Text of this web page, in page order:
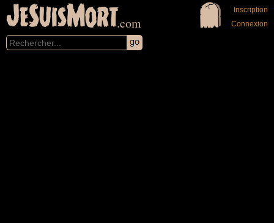
JeSuisMort.com
Inscription
Connexion